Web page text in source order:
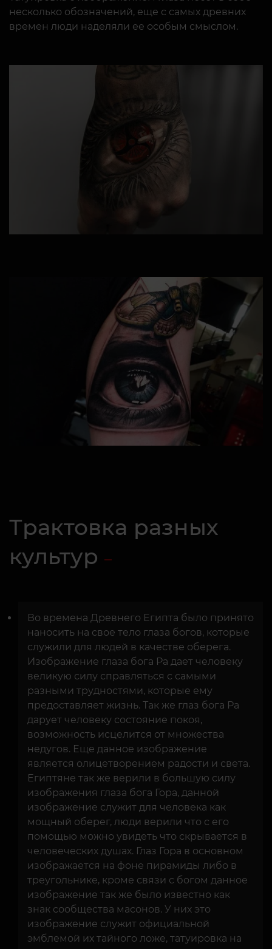
несколько обозначений, еще с самых древних
времен люди наделяли ее особым смыслом.
Трактовка разных
культур
Во времена Древнего Египта было принято
наносить на свое тело глаза богов, которые
служили для людей в качестве оберега.
Изображение глаза бога Ра дает человеку
великую силу справляться с самыми
разными трудностями, которые ему
предоставляет жизнь. Так же глаз бога Ра
дарует человеку состояние покоя,
возможность исцелится от множества
недугов. Еще данное изображение
является олицетворением радости и света.
Египтяне так же верили в большую силу
изображения глаза бога Гора, данной
изображение служит для человека как
мощный оберег, люди верили что с его
помощью можно увидеть что скрывается в
человеческих душах. Глаз Гора в основном
изображается на фоне пирамиды либо в
треугольнике, кроме связи с богом данное
изображение так же было известно как
знак сообщества масонов. У них это
изображение служит официальной
эмблемой их тайного ложе, татуировка на